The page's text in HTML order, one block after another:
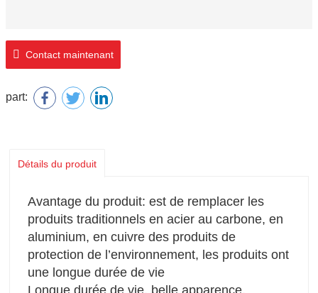
Contact maintenant
part:
Détails du produit
Avantage du produit: est de remplacer les
produits traditionnels en acier au carbone, en
aluminium, en cuivre des produits de
protection de l’environnement, les produits ont
une longue durée de vie
Longue durée de vie, belle apparence,